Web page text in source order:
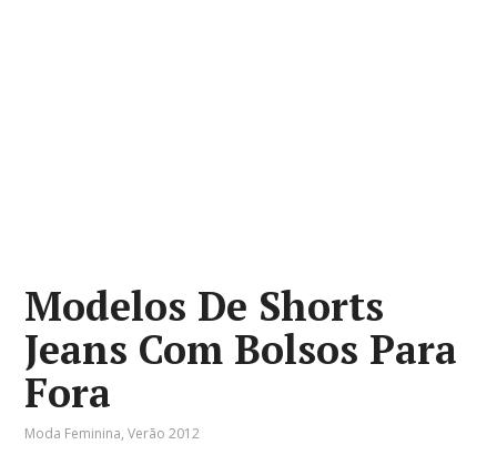
Modelos De Shorts
Jeans Com Bolsos Para
Fora
Moda Feminina,Verão 2012